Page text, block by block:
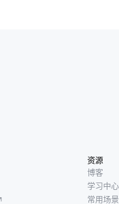
资源
博客
学习中心
常用场景